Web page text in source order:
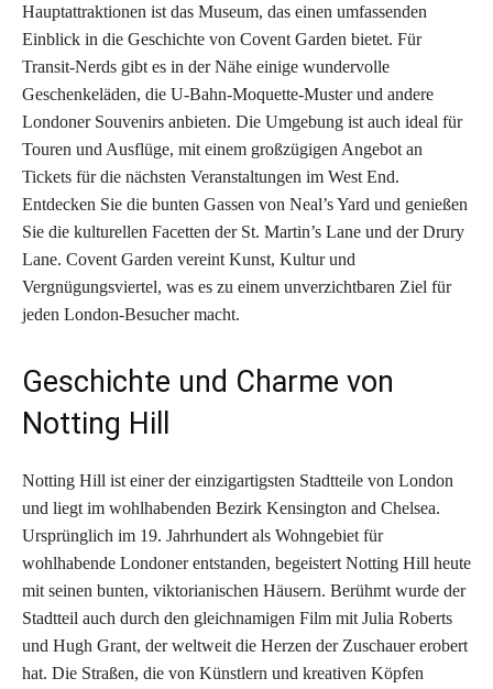
Hauptattraktionen ist das Museum, das einen umfassenden
Einblick in die Geschichte von Covent Garden bietet. Für
Transit-Nerds gibt es in der Nähe einige wundervolle
Geschenkeläden, die U-Bahn-Moquette-Muster und andere
Londoner Souvenirs anbieten. Die Umgebung ist auch ideal für
Touren und Ausflüge, mit einem großzügigen Angebot an
Tickets für die nächsten Veranstaltungen im West End.
Entdecken Sie die bunten Gassen von Neal’s Yard und genießen
Sie die kulturellen Facetten der St. Martin’s Lane und der Drury
Lane. Covent Garden vereint Kunst, Kultur und
Vergnügungsviertel, was es zu einem unverzichtbaren Ziel für
jeden London-Besucher macht.
Geschichte und Charme von
Notting Hill
Notting Hill ist einer der einzigartigsten Stadtteile von London
und liegt im wohlhabenden Bezirk Kensington and Chelsea.
Ursprünglich im 19. Jahrhundert als Wohngebiet für
wohlhabende Londoner entstanden, begeistert Notting Hill heute
mit seinen bunten, viktorianischen Häusern. Berühmt wurde der
Stadtteil auch durch den gleichnamigen Film mit Julia Roberts
und Hugh Grant, der weltweit die Herzen der Zuschauer erobert
hat. Die Straßen, die von Künstlern und kreativen Köpfen